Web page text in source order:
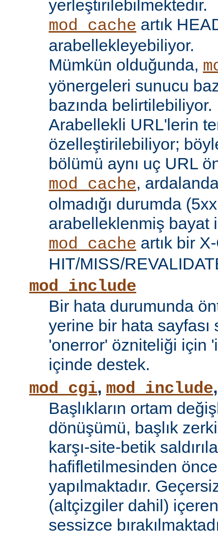
yerleştirilebilmektedir.
mod_cache artık
arabellekleyebiliyor.
Mümkün olduğunda,
yönergeleri sunucu
bazında belirtilebiliyor.
Arabellekli URL'lerin
özelleştirilebiliyor;
bölümü aynı uç URL
mod_cache,
olmadığı durumda
arabelleklenmiş bayat
mod_cache artık bir
HIT/MISS/
mod_include
Bir hata durumunda
yerine bir hata sayfası
'onerror' özniteliği için
içinde destek.
mod_cgi, mod_include
Başlıkların ortam
dönüşümü, başlık
karşı-site-betik
hafifletilmesinden
yapılmaktadır.
(altçizgiler dahil)
sessizce